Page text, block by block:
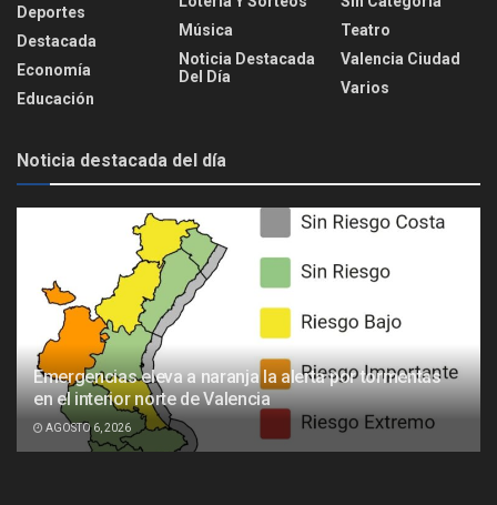
Deportes
Destacada
Economía
Educación
Música
Noticia Destacada
Del Día
Teatro
Valencia Ciudad
Varios
Noticia destacada del día
Emergencias eleva a naranja la alerta por tormentas
en el interior norte de Valencia
AGOSTO 6, 2026